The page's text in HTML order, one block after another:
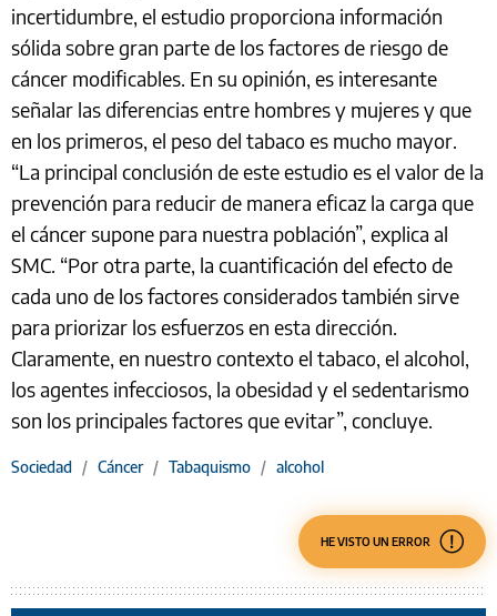
incertidumbre, el estudio proporciona información
sólida sobre gran parte de los factores de riesgo de
cáncer modificables. En su opinión, es interesante
señalar las diferencias entre hombres y mujeres y que
en los primeros, el peso del tabaco es mucho mayor.
“La principal conclusión de este estudio es el valor de la
prevención para reducir de manera eficaz la carga que
el cáncer supone para nuestra población”, explica al
SMC. “Por otra parte, la cuantificación del efecto de
cada uno de los factores considerados también sirve
para priorizar los esfuerzos en esta dirección.
Claramente, en nuestro contexto el tabaco, el alcohol,
los agentes infecciosos, la obesidad y el sedentarismo
son los principales factores que evitar”, concluye.
Sociedad / Cáncer / Tabaquismo / alcohol
HE VISTO UN ERROR